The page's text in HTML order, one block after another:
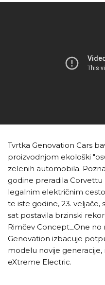
Tvrtka Genovation Cars
proizvodnjom ekološki
zelenih automobila.
godine preradila Corvettu
legalnim električnim
te iste godine, 23. veljače,
sat postavila brzinski
Rimčev Concept_One
Genovation izbacuje
modelu novije generacije,
eXtreme Electric.